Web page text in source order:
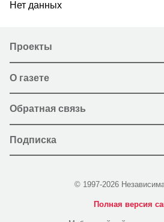
Нет данных
Проекты
О газете
Обратная связь
Подписка
© 1997-2026
Полная версия